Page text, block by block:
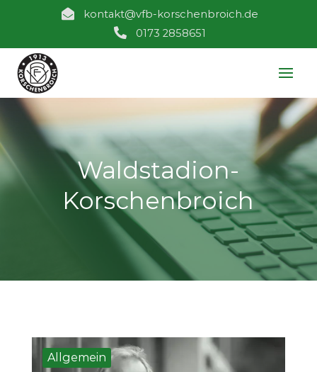

kontakt@vfb-korschenbroich.de

0173 2858651
Waldstadion-
Korschenbroich
Allgemein